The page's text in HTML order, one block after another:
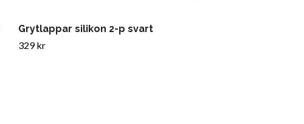
Grytlappar silikon 2-p svart
329 kr